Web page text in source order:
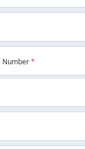
Number*